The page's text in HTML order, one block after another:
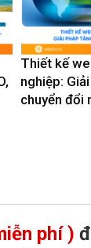
Thiết kế
nghiệp:
chuyển đổi
phí )